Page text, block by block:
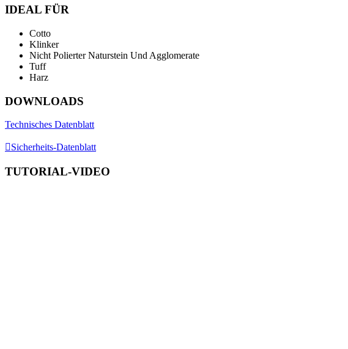
IDEAL FÜR
Cotto
Klinker
Nicht Polierter Naturstein Und Agglomerate
Tuff
Harz
DOWNLOADS
Technisches Datenblatt
Sicherheits-Datenblatt
TUTORIAL-VIDEO